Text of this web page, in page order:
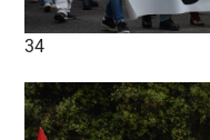
34